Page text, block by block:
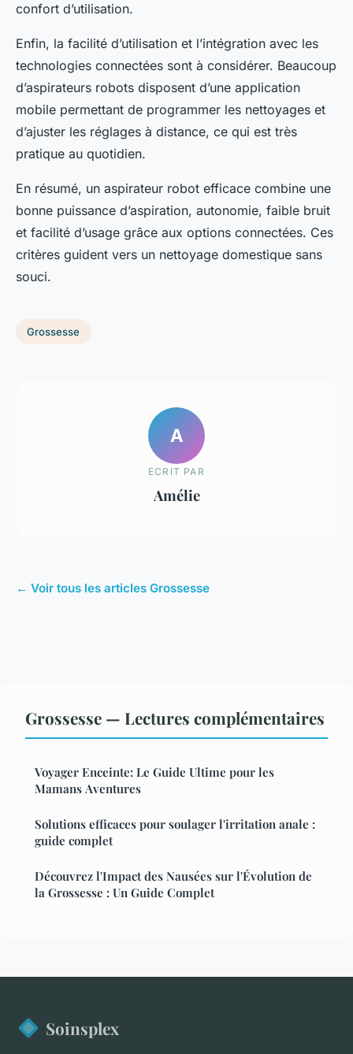
confort d’utilisation.
Enfin, la facilité d’utilisation et l’intégration avec les
technologies connectées sont à considérer. Beaucoup
d’aspirateurs robots disposent d’une application
mobile permettant de programmer les nettoyages et
d’ajuster les réglages à distance, ce qui est très
pratique au quotidien.
En résumé, un aspirateur robot efficace combine une
bonne puissance d’aspiration, autonomie, faible bruit
et facilité d’usage grâce aux options connectées. Ces
critères guident vers un nettoyage domestique sans
souci.
Grossesse
A
ECRIT PAR
Amélie
← Voir tous les articles Grossesse
Grossesse — Lectures complémentaires
Voyager Enceinte: Le Guide Ultime pour les
Mamans Aventures
Solutions efficaces pour soulager l'irritation anale :
guide complet
Découvrez l'Impact des Nausées sur l'Évolution de
la Grossesse : Un Guide Complet
Soinsplex